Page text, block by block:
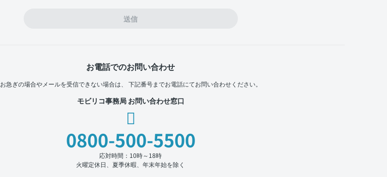
送信
お電話でのお問い合わせ
お急ぎの場合やメールを受信できない場合は、 下記番号までお電話にてお問い合わせください。
モビリコ事務局 お問い合わせ窓口
0800-500-5500
応対時間：10時～18時
火曜定休日、夏季休暇、年末年始を除く